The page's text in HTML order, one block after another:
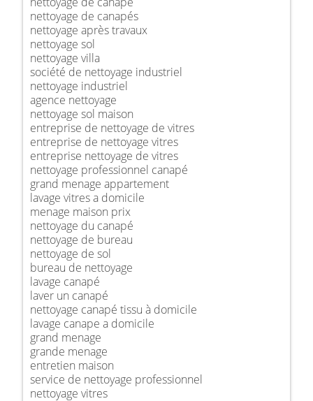
nettoyage de canapés
nettoyage après travaux
nettoyage sol
nettoyage villa
société de nettoyage industriel
nettoyage industriel
agence nettoyage
nettoyage sol maison
entreprise de nettoyage de vitres
entreprise de nettoyage vitres
entreprise nettoyage de vitres
nettoyage professionnel canapé
grand menage appartement
lavage vitres a domicile
menage maison prix
nettoyage du canapé
nettoyage de bureau
nettoyage de sol
bureau de nettoyage
lavage canapé
laver un canapé
nettoyage canapé tissu à domicile
lavage canape a domicile
grand menage
grande menage
entretien maison
service de nettoyage professionnel
nettoyage vitres